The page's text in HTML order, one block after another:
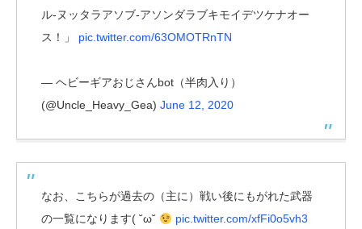
ル-ヌッタラアソブ-アソンダラブキモイデツケナオー
ス！」 pic.twitter.com/63OMOTRnTN
— ヘビーギアおじさんbot（半肉入り）
(@Uncle_Heavy_Gea) June 12, 2020
なお、こちらが過去の（主に）戦い後にもがれた武器
の一覧になります( ˘ω˘
pic.twitter.com/xfFi0o5vh3